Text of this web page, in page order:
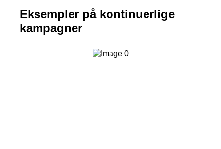
Eksempler på kontinuerlige
kampagner